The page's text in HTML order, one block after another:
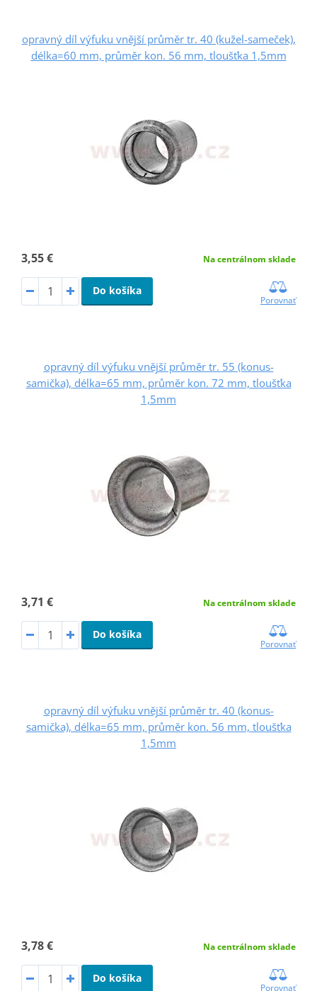
opravný díl výfuku vnější průměr tr. 40 (kužel-sameček),
délka=60 mm, průměr kon. 56 mm, tloušťka 1,5mm
3,55 € Na centrálnom sklade
Do košíka
Porovnať
opravný díl výfuku vnější průměr tr. 55 (konus-
samička), délka=65 mm, průměr kon. 72 mm, tloušťka
1,5mm
3,71 € Na centrálnom sklade
Do košíka
Porovnať
opravný díl výfuku vnější průměr tr. 40 (konus-
samička), délka=65 mm, průměr kon. 56 mm, tloušťka
1,5mm
3,78 € Na centrálnom sklade
Do košíka
Porovnať